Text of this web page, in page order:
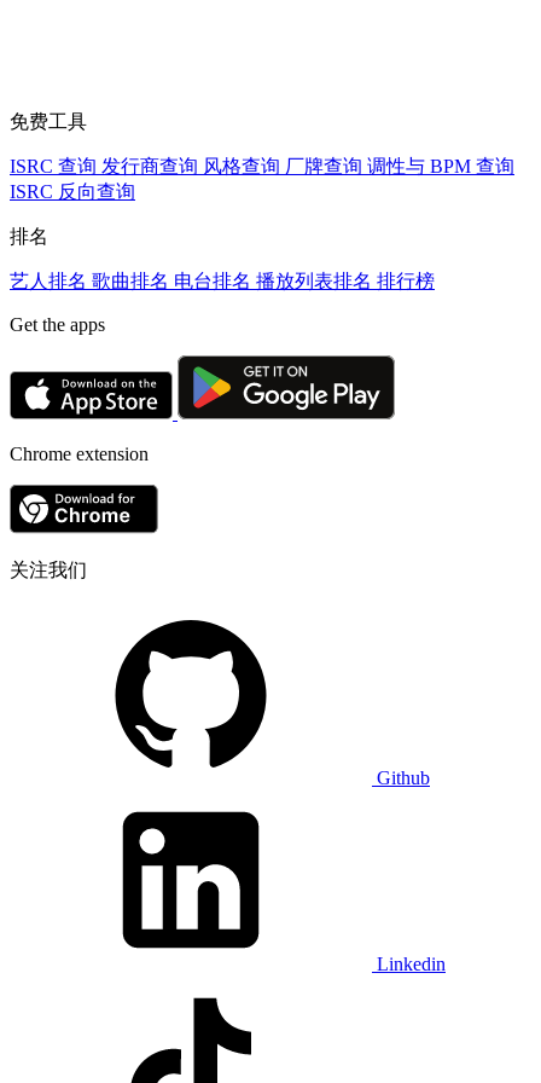
免费工具
ISRC 查询 发行商查询 风格查询 厂牌查询 调性与 BPM 查询
ISRC 反向查询
排名
艺人排名 歌曲排名 电台排名 播放列表排名 排行榜
Get the apps
Chrome extension
关注我们
Github
Linkedin